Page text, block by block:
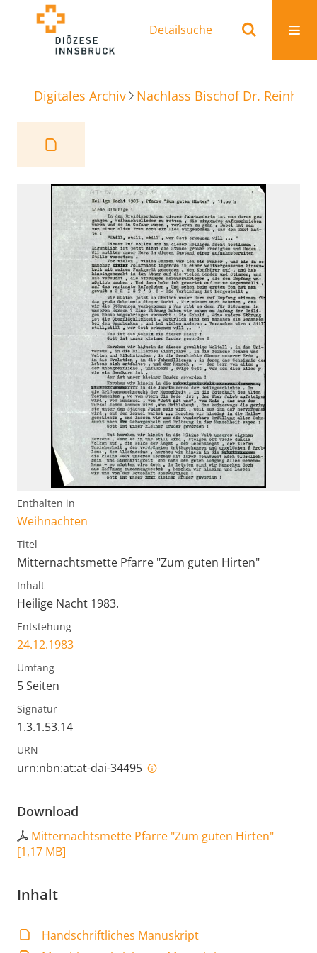
Detailsuche
Digitales Archiv Nachlass Bischof Dr.
Enthalten in
Weihnachten
Titel
Mitternachtsmette Pfarre "Zum guten Hirten"
Inhalt
Heilige Nacht 1983.
Entstehung
24.12.1983
Umfang
5 Seiten
Signatur
1.3.1.53.14
URN
urn:nbn:at:at-dai-34495
Download
Mitternachtsmette Pfarre "Zum guten Hirten"
[1,17 MB]
Inhalt
Handschriftliches Manuskript